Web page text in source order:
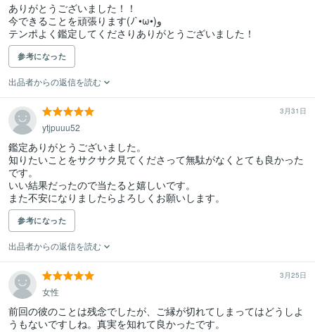
ありがとうございました！！
今できることを頑張ります(ﾉ`•ω•)و
テンポよく鑑定してくださりありがとうございました！
参考になった
出品者からの返信を読む
3月31日
ytjpuuu52
鑑定ありがとうございました。
知りたいことをサクサク見てくださって無駄がなくとても良かった
です。
いい結果だったので当たると嬉しいです。
また不安になりましたらよろしくお願いします。
参考になった
出品者からの返信を読む
3月25日
女性
前回の彼のことは残念でしたが、ご縁が切れてしまってはどうしよ
うもないですしね。真実を知れて良かったです。